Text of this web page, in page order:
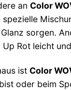
an Color
spezielle
sorgen.
Rot leicht
ist Color
oder beim